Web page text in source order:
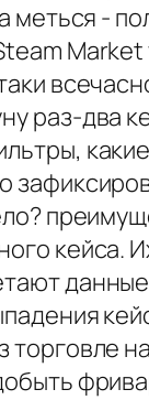
меться -
раз-два
кейса.
торговле